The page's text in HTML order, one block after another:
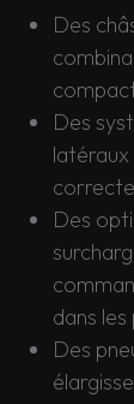
Des
Des
latéraux
Des
dans
Des